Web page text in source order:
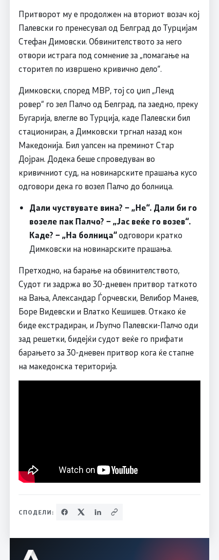
Притворот му е продолжен на вториот возач кој
Палевски го пренесувал од Белград до Турцијам
Стефан Димовски. Обвинителството за него
отвори истрага под сомнение за „помагање на
сторител по извршено кривично дело“.
Димковски, според МВР, тој со џип „Ленд
ровер“ го зел Палчо од Белград, па заедно, преку
Бугарија, влегле во Турција, каде Палевски бил
стациониран, а Димковски тргнал назад кон
Македонија. Бил уапсен на преминот Стар
Дојран. Додека беше спроведуван во
кривичниот суд, на новинарските прашања кусо
одговори дека го возел Палчо до болница.
Дали чуствувате вина? – „Не“. Дали би го
возеле пак Палчо? – „Јас веќе го возев“.
Каде? – „На болница“одговори кратко
Димковски на новинарските прашања.
Претходно, на барање на обвинителството,
Судот ги задржа во 30-дневен притвор таткото
на Вања, Александар Ѓорчевски, Велибор Манев,
Боре Видевски и Влатко Кешишев. Откако ќе
биде екстрадиран, и Љупчо Палевски-Палчо оди
зад решетки, бидејќи судот веќе го прифати
барањето за 30-дневен притвор кога ќе стапне
на македонска територија.
СПОДЕЛИ: